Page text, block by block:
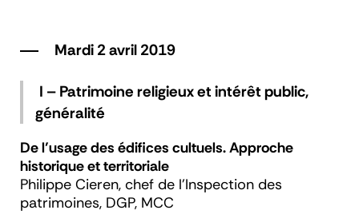
Mardi 2 avril 2019
I – Patrimoine religieux et intérêt public,
généralité
De l’usage des édifices cultuels. Approche
historique et territoriale
Philippe Cieren, chef de l’Inspection des
patrimoines, DGP, MCC